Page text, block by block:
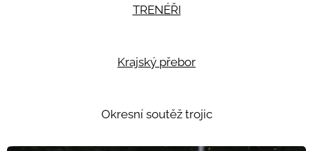
TRENÉŘI
Krajský přebor
Okresní soutěž trojic